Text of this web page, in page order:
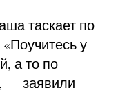
таскает по
у
а то по
— заявили